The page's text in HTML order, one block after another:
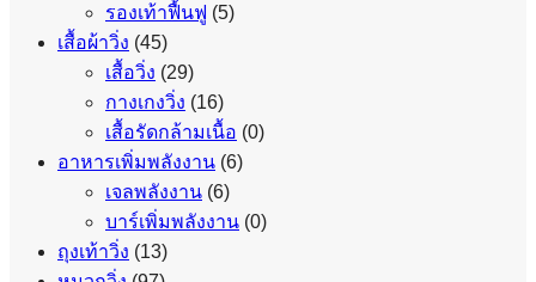
รองเท้าฟื้นฟู (5)
เสื้อผ้าวิ่ง (45)
เสื้อวิ่ง (29)
กางเกงวิ่ง (16)
เสื้อรัดกล้ามเนื้อ (0)
อาหารเพิ่มพลังงาน (6)
เจลพลังงาน (6)
บาร์เพิ่มพลังงาน (0)
ถุงเท้าวิ่ง (13)